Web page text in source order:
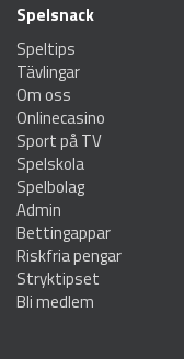
Spelsnack
Speltips
Tävlingar
Om oss
Onlinecasino
Sport på TV
Spelskola
Spelbolag
Admin
Bettingappar
Riskfria pengar
Stryktipset
Bli medlem